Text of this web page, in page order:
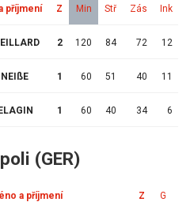
příjmení Z Min Stř Zás Ink
2 120 84 72 12
1 60 51 40 11
1 60 40 34 6
(GER)
a příjmení Z G